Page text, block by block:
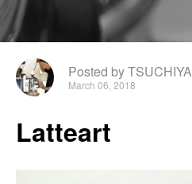
Posted by TSUCHIYA
March 06, 2018
Latteart